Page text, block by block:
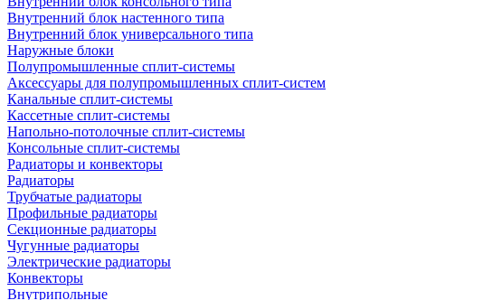
Внутренний блок настенного типа
Внутренний блок универсального типа
Наружные блоки
Полупромышленные сплит-системы
Аксессуары для полупромышленных сплит-систем
Канальные сплит-системы
Кассетные сплит-системы
Напольно-потолочные сплит-системы
Консольные сплит-системы
Радиаторы и конвекторы
Радиаторы
Трубчатые радиаторы
Профильные радиаторы
Секционные радиаторы
Чугунные радиаторы
Электрические радиаторы
Конвекторы
Внутрипольные